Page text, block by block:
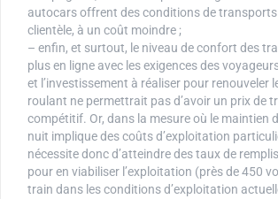
autocars offrent des conditions de transports
clientèle, à un coût moindre ;
– enfin, et surtout, le niveau de confort des
plus en ligne avec les exigences des
et l’investissement à réaliser pour renouveler
roulant ne permettrait pas d’avoir un prix de
compétitif. Or, dans la mesure où le maintien
nuit implique des coûts d’exploitation
nécessite donc d’atteindre des taux de
pour en viabiliser l’exploitation (près de 450
train dans les conditions d’exploitation